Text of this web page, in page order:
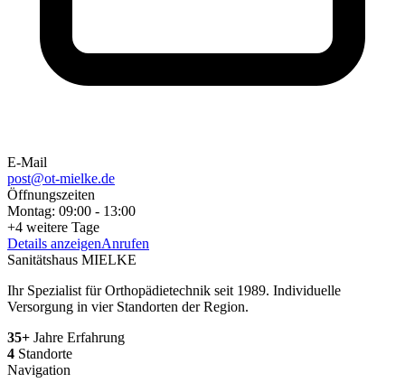
E-Mail
post@ot-mielke.de
Öffnungszeiten
Montag: 09:00 - 13:00
+4 weitere Tage
Details anzeigenAnrufen
Sanitätshaus MIELKE
Ihr Spezialist für Orthopädietechnik seit 1989. Individuelle
Versorgung in vier Standorten der Region.
35+ Jahre Erfahrung
4 Standorte
Navigation